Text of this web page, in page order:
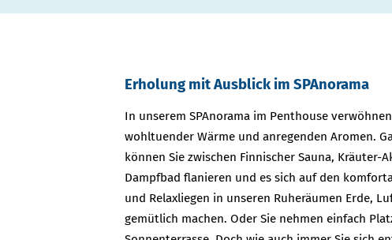
Erholung mit Ausblick im SPAnorama
In unserem SPAnorama im Penthouse
wohltuender Wärme und anregenden Aromen.
können Sie zwischen Finnischer Sauna, Kräuter-
Dampfbad flanieren und es sich auf den
und Relaxliegen in unseren Ruheräumen Erde,
gemütlich machen. Oder Sie nehmen einfach